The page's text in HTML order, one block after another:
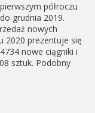
półroczu
grudnia 2019.
nowych
2020 prezentuje się
nowe ciągniki i
sztuk. Podobny